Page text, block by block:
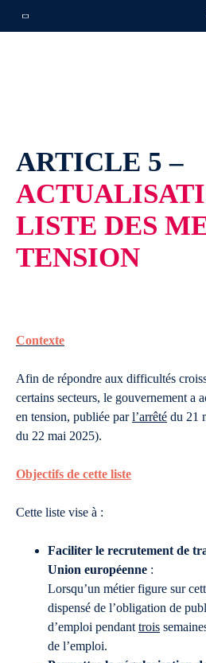
ARTICLE 5 –
LISTE DES
TENSION
Contexte
Afin de répondre aux difficultés
certains secteurs, le gouvernement a
en tension, publiée parl’arrêté du 21
du 22 mai 2025).
Objectifs de cette liste
Cette liste vise à :
Faciliter le recrutement de
Union européenne :
Lorsqu’un métier figure sur
dispensé de l’obligation de
d’emploi pendant trois
de l’emploi.